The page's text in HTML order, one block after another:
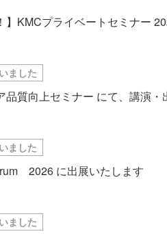
】KMCプライベートセミナー
ました
品質向上セミナー にて、講演・
ました
2026 に出展いたします
ました